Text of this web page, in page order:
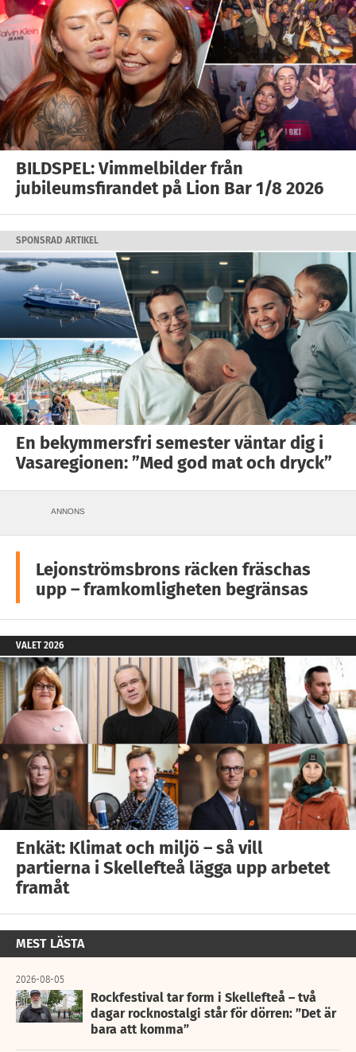
BILDSPEL: Vimmelbilder från
jubileumsfirandet på Lion Bar 1/8 2026
SPONSRAD ARTIKEL
En bekymmersfri semester väntar dig i
Vasaregionen: ”Med god mat och dryck”
ANNONS
Lejonströmsbrons räcken fräschas
upp – framkomligheten begränsas
VALET 2026
Enkät: Klimat och miljö – så vill
partierna i Skellefteå lägga upp arbetet
framåt
MEST LÄSTA
2026-08-05
Rockfestival tar form i Skellefteå – två
dagar rocknostalgi står för dörren: ”Det är
bara att komma”